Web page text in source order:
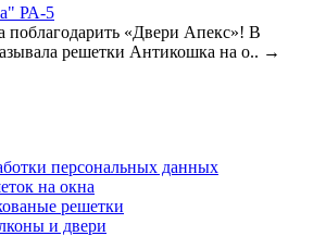
РА-5
поблагодарить «Двери Апекс»! В
решетки Антикошка на о.. →
персональных данных
на окна
решетки
и двери